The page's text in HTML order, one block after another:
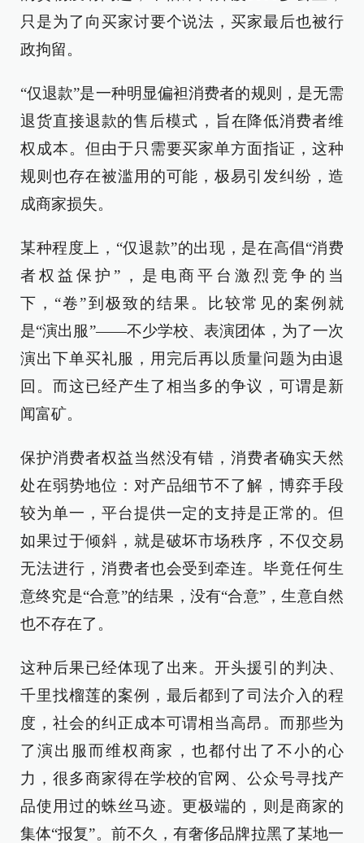
只是为了向买家讨要个说法，买家最后也被行
政拘留。
“仅退款”是一种明显偏袒消费者的规则，是无需
退货直接退款的售后模式‌，旨在降低消费者维
权成本。但由于只需要买家单方面指证，这种
规则也存在被滥用的可能，极易引发纠纷，造
成商家损失。
某种程度上，“仅退款”的出现，是在高倡“消费
者权益保护”，是电商平台激烈竞争的当
下，“卷”到极致的结果。比较常见的案例就
是“演出服”——不少学校、表演团体，为了一次
演出下单买礼服，用完后再以质量问题为由退
回。而这已经产生了相当多的争议，可谓是新
闻富矿。
保护消费者权益当然没有错，消费者确实天然
处在弱势地位：对产品细节不了解，博弈手段
较为单一，平台提供一定的支持是正常的。但
如果过于倾斜，就是破坏市场秩序，不仅交易
无法进行，消费者也会受到牵连。毕竟任何生
意终究是“合意”的结果，没有“合意”，生意自然
也不存在了。
这种后果已经体现了出来。开头援引的判决、
千里找榴莲的案例，最后都到了司法介入的程
度，社会的纠正成本可谓相当高昂。而那些为
了演出服而维权商家，也都付出了不小的心
力，很多商家得在学校的官网、公众号寻找产
品使用过的蛛丝马迹。更极端的，则是商家的
集体“报复”。前不久，有奢侈品牌拉黑了某地一